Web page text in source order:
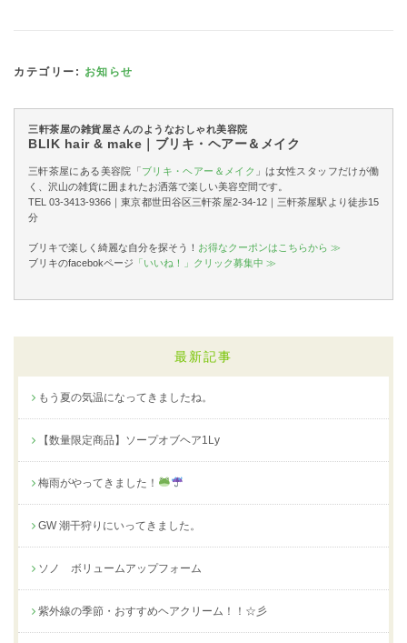
カテゴリー: お知らせ
三軒茶屋の雑貨屋さんのようなおしゃれ美容院
BLIK hair & make｜ブリキ・ヘアー＆メイク
三軒茶屋にある美容院「 ブリキ・ヘアー＆メイク 」は女性スタッフだけが働
く、沢山の雑貨に囲まれたお洒落で楽しい美容空間です。
TEL 03-3413-9366｜東京都世田谷区三軒茶屋2-34-12｜三軒茶屋駅より徒歩15
分
ブリキで楽しく綺麗な自分を探そう！ お得なクーポンはこちらから ≫
ブリキのfacebokページ 「いいね！」クリック募集中 ≫
最新記事
もう夏の気温になってきましたね。
【数量限定商品】ソープオブヘア1Ly
梅雨がやってきました！
GW 潮干狩りにいってきました。
ソノ ボリュームアップフォーム
紫外線の季節・おすすめヘアクリーム！！☆彡